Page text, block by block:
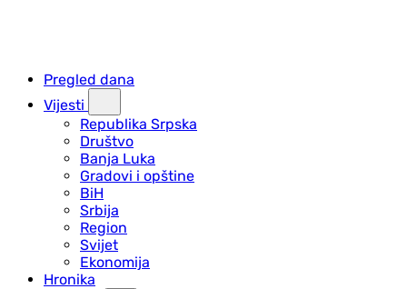
Pregled dana
Vijesti
Republika Srpska
Društvo
Banja Luka
Gradovi i opštine
BiH
Srbija
Region
Svijet
Ekonomija
Hronika